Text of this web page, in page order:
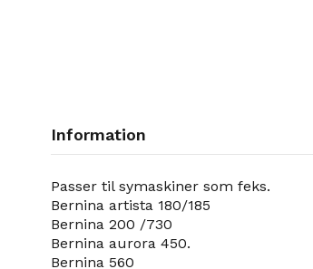
Information
Passer til symaskiner som feks.
Bernina artista 180/185
Bernina 200 /730
Bernina aurora 450.
Bernina 560